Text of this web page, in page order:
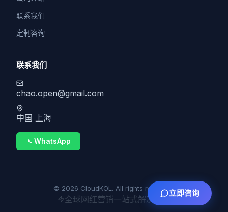
联系我们
定制咨询
联系我们
chao.open@gmail.com
中国 上海
WhatsApp
© 2026 CloudKOL. All rights reserved.
全球网红营销一站式解决方案
立即咨询